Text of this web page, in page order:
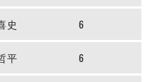
史 6
平 6